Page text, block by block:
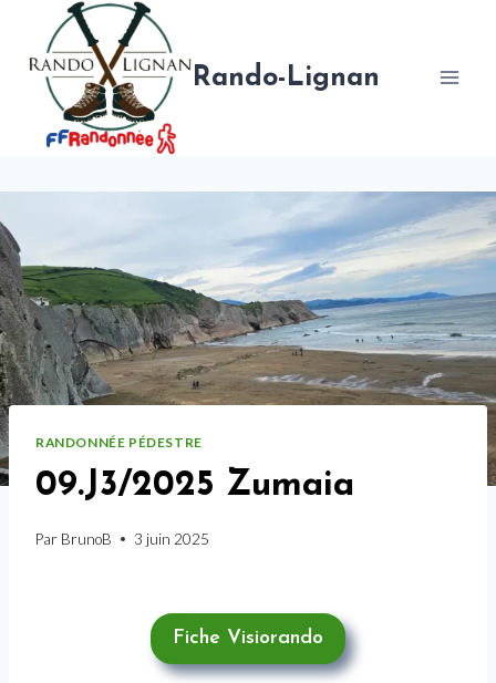
contenu
Rando-Lignan
RANDONNÉE PÉDESTRE
09.J3/2025 Zumaia
Par BrunoB 3 juin 2025
Fiche Visiorando